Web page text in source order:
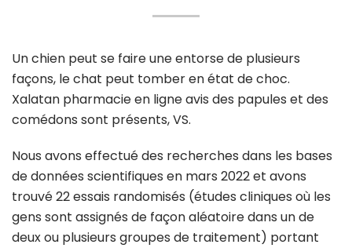
Un chien peut se faire une entorse de plusieurs
façons, le chat peut tomber en état de choc.
Xalatan pharmacie en ligne avis des papules et des
comédons sont présents, VS.
Nous avons effectué des recherches dans les bases
de données scientifiques en mars 2022 et avons
trouvé 22 essais randomisés (études cliniques où les
gens sont assignés de façon aléatoire dans un de
deux ou plusieurs groupes de traitement) portant